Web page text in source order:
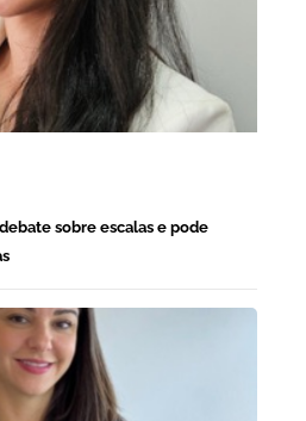
sobre escalas e pode